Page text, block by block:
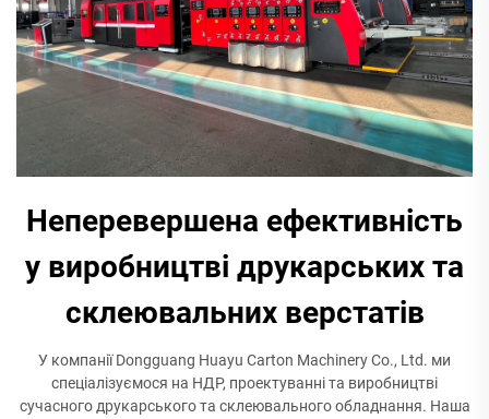
Неперевершена ефективність
у виробництві друкарських та
склеювальних верстатів
У компанії Dongguang Huayu Carton Machinery Co., Ltd. ми
спеціалізуємося на НДР, проектуванні та виробництві
сучасного друкарського та склеювального обладнання. Наша